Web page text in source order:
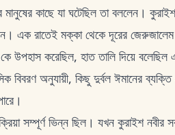
কাছে যা ঘটেছিল তা বললেন।
এক রাতেই মক্কা থেকে দূরের
উপহাস করেছিল, হাত তালি দিয়ে
বিবরণ অনুযায়ী, কিছু দুর্বল ঈমানের
সম্পূর্ণ ভিন্ন ছিল। যখন কুরাইশ নবীর